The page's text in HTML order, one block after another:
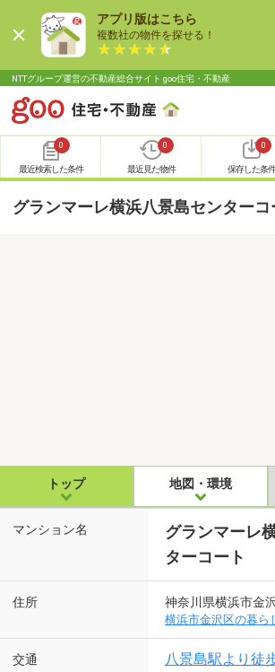
アプリ版はこちら
複数社の物件を探せる！
NTTグループ運営の不動産総合サイト goo住宅・不動産
0
最近検索した条件
0
最近見た物件
0
保存した条件
グランマーレ横浜八景島センターコ
トップ 地図・環境
マンション名
グランマーレ
ターコート
住所 神奈川県横浜市金
横浜市金沢区の暮ら
交通 八景島駅より徒